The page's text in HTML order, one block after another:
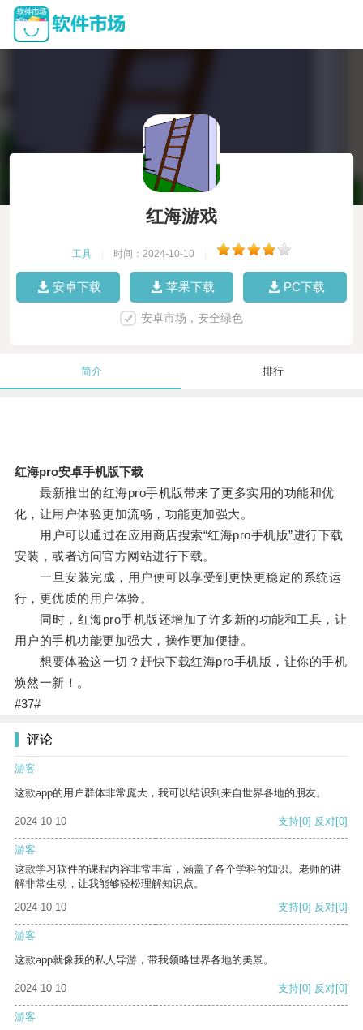
红海游戏
工具 时间：2024-10-10
安卓下载 苹果下载 PC下载
安卓市场，安全绿色
简介 排行
红海pro安卓手机版下载
最新推出的红海pro手机版带来了更多实用的功能和优
化，让用户体验更加流畅，功能更加强大。
用户可以通过在应用商店搜索“红海pro手机版”进行下载
安装，或者访问官方网站进行下载。
一旦安装完成，用户便可以享受到更快更稳定的系统运
行，更优质的用户体验。
同时，红海pro手机版还增加了许多新的功能和工具，让
用户的手机功能更加强大，操作更加便捷。
想要体验这一切？赶快下载红海pro手机版，让你的手机
焕然一新！。
#37#
评论
游客
这款app的用户群体非常庞大，我可以结识到来自世界各地的朋友。
2024-10-10 支持[0] 反对[0]
游客
这款学习软件的课程内容非常丰富，涵盖了各个学科的知识。老师的讲
解非常生动，让我能够轻松理解知识点。
2024-10-10
支持[0] 反对[0]
游客
这款app就像我的私人导游，带我领略世界各地的美景。
2024-10-10 支持[0] 反对[0]
游客